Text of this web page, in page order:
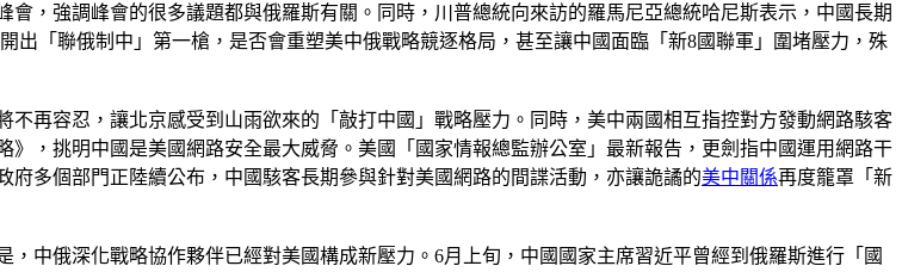
會，強調峰會的很多議題都與俄羅斯有關。同時，川普總統向來訪的羅馬尼亞總統哈尼斯表示，中國長期
「聯俄制中」第一槍，是否會重塑美中俄戰略競逐格局，甚至讓中國面臨「新8國聯軍」圍堵壓力，殊
再容忍，讓北京感受到山雨欲來的「敲打中國」戰略壓力。同時，美中兩國相互指控對方發動網路駭客
，挑明中國是美國網路安全最大威脅。美國「國家情報總監辦公室」最新報告，更劍指中國運用網路干
多個部門正陸續公布，中國駭客長期參與針對美國網路的間諜活動，亦讓詭譎的美中關係再度籠罩「新
中俄深化戰略協作夥伴已經對美國構成新壓力。6月上旬，中國國家主席習近平曾經到俄羅斯進行「國